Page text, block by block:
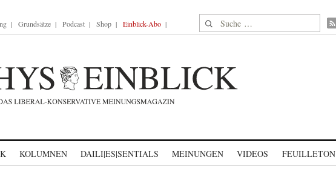
Grundsätze Podcast Shop Einblick-Abo Suche nach:
KOLUMNEN DAILI|ES|SENTIALS MEINUNGEN VIDEOS FEUILLETON